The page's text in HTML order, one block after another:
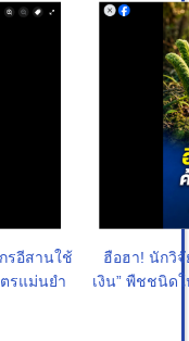
รอีสานใช้
รแม่นยำ
ฮือฮา! นักวิ
เงิน” พืชชนิด